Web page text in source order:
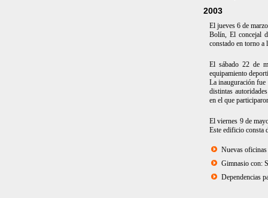
2003
El jueves 6 de
Bolín, El concejal
constado en torno a
El sábado 22 de
equipamiento
La inauguración
distintas
en el que
El viernes 9 de
Este edificio consta
Nuevas
Gimnasio con:
Dependencias